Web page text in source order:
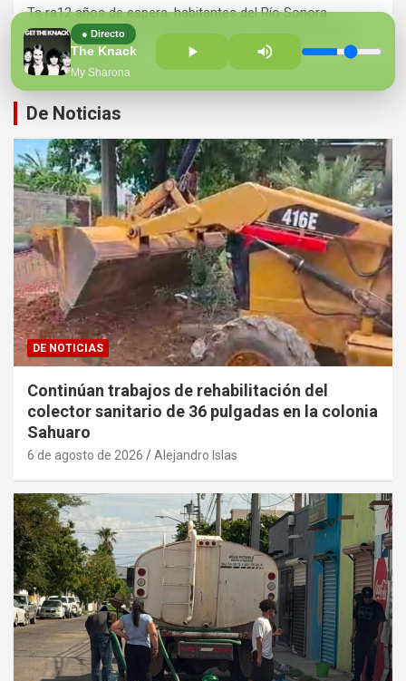
● Directo
The Knack
My Sharona
Ts ra12 años de espera, habitantes del Río Sonora
agradecen a Durazo y Sheinbaum por construcción de
Hospital Regional
De Noticias
DE NOTICIAS
Continúan trabajos de rehabilitación del
colector sanitario de 36 pulgadas en la colonia
Sahuaro
6 de agosto de 2026 Alejandro Islas